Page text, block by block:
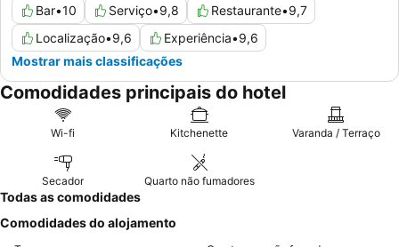
Bar•10 Serviço•9,8 Restaurante•9,7
Localização•9,6 Experiência•9,6
Mostrar mais classificações
Comodidades principais do hotel
Wi-fi Kitchenette Varanda / Terraço
Secador Quarto não fumadores
Todas as comodidades
Comodidades do alojamento